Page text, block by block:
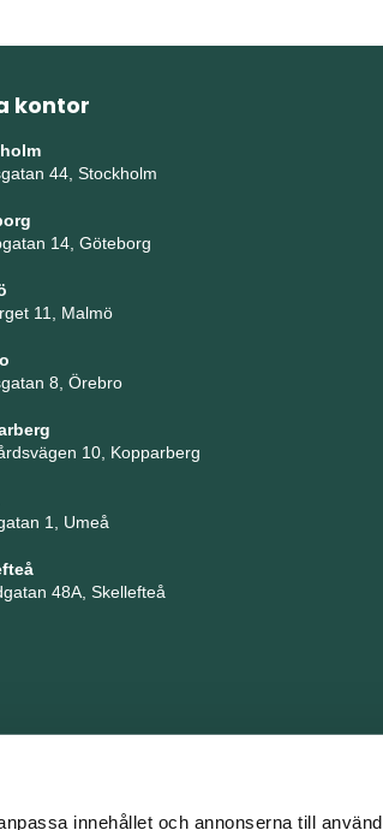
innehållet och annonserna till
kontor
44, Stockholm
14, Göteborg
11, Malmö
8, Örebro
10, Kopparberg
1, Umeå
48A, Skellefteå